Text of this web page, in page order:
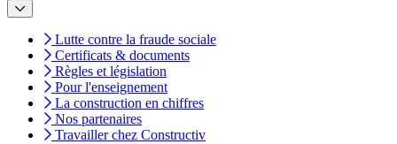
Lutte contre la fraude sociale
Certificats & documents
Règles et législation
Pour l'enseignement
La construction en chiffres
Nos partenaires
Travailler chez Constructiv